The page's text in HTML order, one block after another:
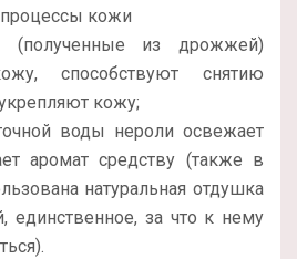
кожи
(полученные из дрожжей)
способствуют снятию
кожу;
воды нероли освежает
аромат средству (также в
натуральная отдушка
единственное, за что к нему